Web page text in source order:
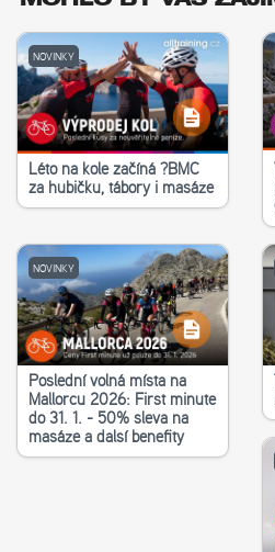
NOVINKY
Léto na kole začíná ?‍BMC
za hubičku, tábory i masáže
NOVINKY
Poslední volná místa na
Mallorcu 2026: First minute
do 31. 1. - 50% sleva na
masáže a další benefity